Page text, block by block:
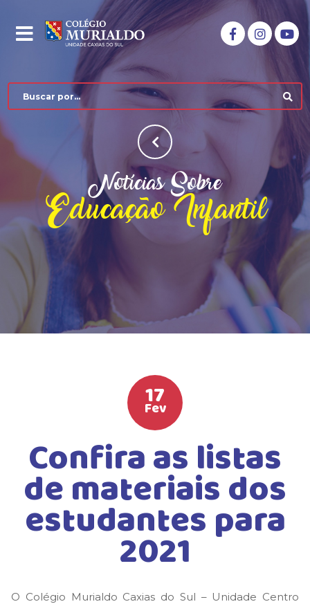
COLÉGIO MURIALDO
NÍVEIS DE ENSINO
HIGH SCHOOL
LISTA DE MATERIAIS
CALENDÁRIO ESCOLAR 2026
GUIA DA FAMÍLIA
BOLETOS BANCÁRIOS
Notícias Sobre
Educação Infantil
17
Fev
Confira as listas
de materiais dos
estudantes para
2021
O Colégio Murialdo Caxias do Sul – Unidade Centro